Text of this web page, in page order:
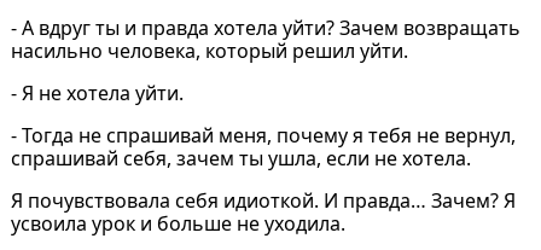
- А вдруг ты и правда хотела уйти? Зачем возвращать
насильно человека, который решил уйти.
- Я не хотела уйти.
- Тогда не спрашивай меня, почему я тебя не вернул,
спрашивай себя, зачем ты ушла, если не хотела.
Я почувствовала себя идиоткой. И правда… Зачем? Я
усвоила урок и больше не уходила.